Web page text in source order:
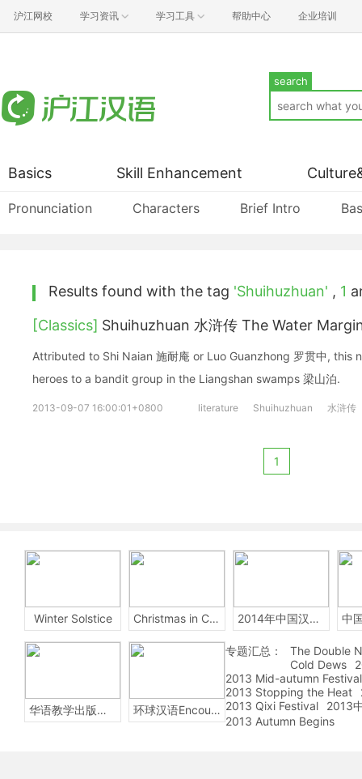
沪江网校 学习资讯 学习工具 帮助中心 企业培训
search
Basics
Pronunciation Characters Brief Intro
Skill Enhancement
Results found with the tag 'Shuihuzhuan' , 1
[Classics] Shuihuzhuan 水浒传 The Water
Attributed to Shi Naian 施耐庵 or Luo Guanzhong 罗贯中, this
heroes to a bandit group in the Liangshan swamps 梁山泊.
2013-09-07 16:00:01+0800 literature Shuihuzhuan 水浒传
1
Winter Solstice Christmas in China 2014年中国汉字听写大会
华语教学出版社Sinolingua 环球汉语Encounters
专题汇总：
The Double
Cold Dews
2013 Mid-autumn Festival
2013 Stopping the Heat
2013 Qixi Festival
2013
2013 Autumn Begins